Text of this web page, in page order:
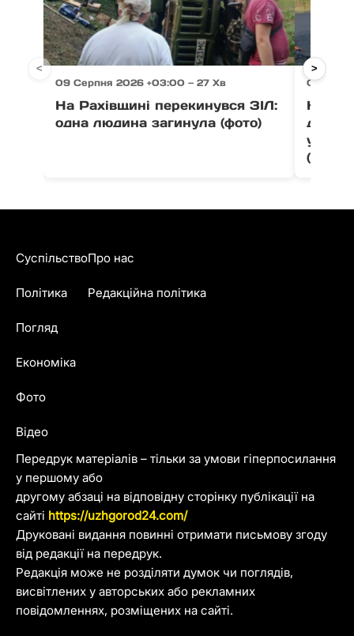
09 Серпня 2026 +03:00 — 27 Хв
На Рахівщині перекинувся ЗІЛ:
одна людина загинула (фото)
09
На
уже
(фото)
< >
Передрук матеріалів – тільки за умови гіперпосилання
у першому або
другому абзаці на відповідну сторінку публікації на
сайті https://uzhgorod24.com/
Друковані видання повинні отримати письмову згоду
від редакції на передрук.
Редакція може не розділяти думок чи поглядів,
висвітлених у авторських або рекламних
повідомленнях, розміщених на сайті.
Суспільство
Політика
Погляд
Економіка
Фото
Відео
Про нас
Редакційна політика